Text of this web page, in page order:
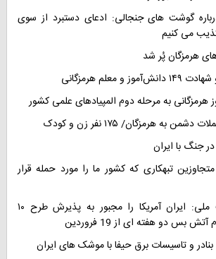
گوشت های جنجالی: ادعای دستبرد از سوی
می کنیم
جنگ با ایران
تبهکاری که کشور ما را مورد حمله قرار
شورای عالی امنیت ملی: ایران آمریکا را مجبور به پذیرش طرح ۱۰
بس دو هفته ای از 19 فروردین
و تاسیسات برق حیفا با موشک های ایران